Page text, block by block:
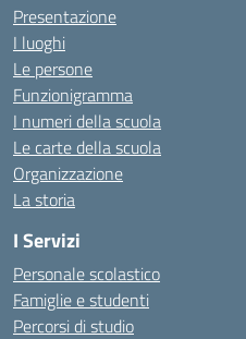
Presentazione
I luoghi
Le persone
Funzionigramma
I numeri della scuola
Le carte della scuola
Organizzazione
La storia
I Servizi
Personale scolastico
Famiglie e studenti
Percorsi di studio